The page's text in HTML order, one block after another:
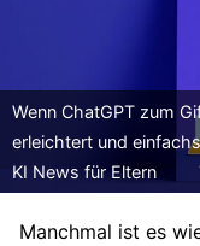
Wenn ChatGPT zum
erleichtert und
KI News für Eltern
Manchmal ist es